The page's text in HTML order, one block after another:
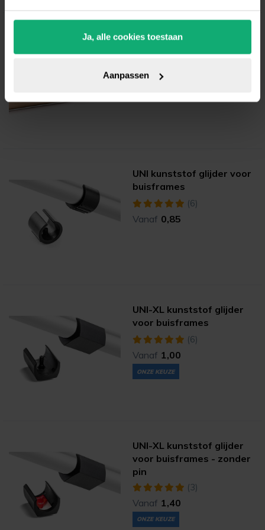
Ja, alle cookies toestaan
Aanpassen
Glijder rond nylon met
0,70
UNI kunststof glijder voor
buisframes
(6)
Vanaf 0,85
UNI-XL kunststof glijder
voor buisframes
(6)
Vanaf 1,00
ONZE KEUZE
UNI-XL kunststof glijder
voor buisframes - zonder
pin
(3)
Vanaf 1,40
ONZE KEUZE